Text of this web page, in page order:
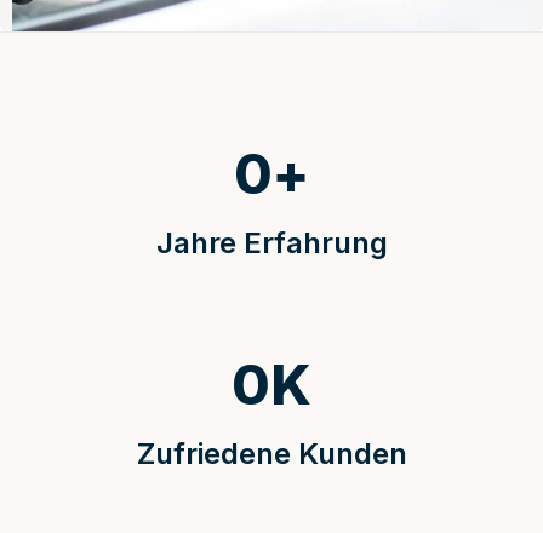
Jahre Erfahrung
0+
Zufriedene Kunden
0K